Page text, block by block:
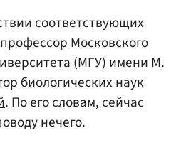
соответствующих
Московского
(МГУ) имени М.
биологических наук
. По его словам, сейчас
нечего.